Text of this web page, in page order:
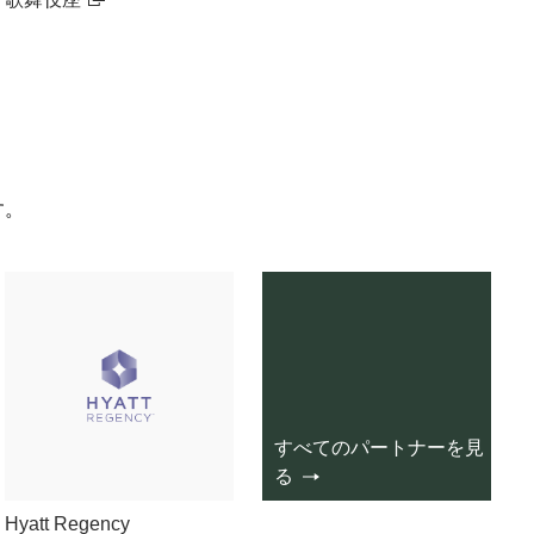
Hyatt Regency
すべてのパートナーを見
る